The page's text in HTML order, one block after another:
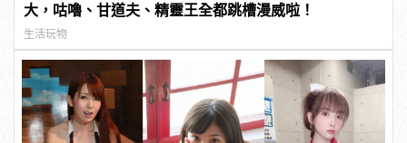
大，咕嚕、甘道夫、精靈王全都跳槽漫威啦！
生活玩物